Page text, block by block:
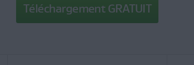
Téléchargement GRATUIT